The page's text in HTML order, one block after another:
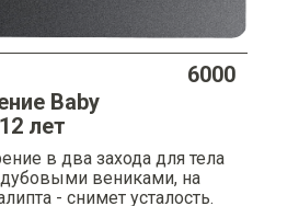
в два захода для тела
вениками, на
- снимет усталость.
6000
Baby
лет